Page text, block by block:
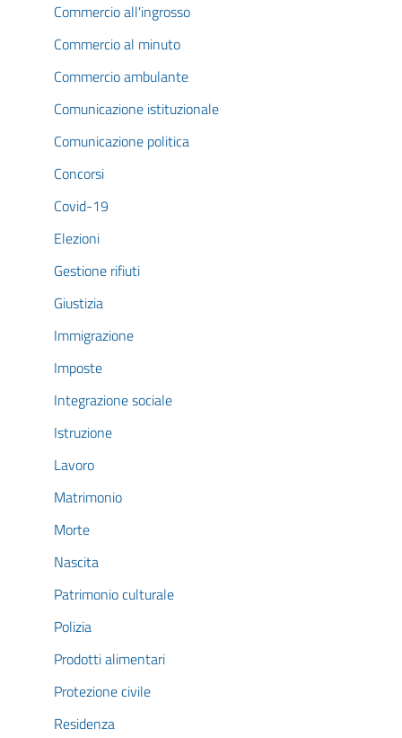
Commercio all'ingrosso
Commercio al minuto
Commercio ambulante
Comunicazione istituzionale
Comunicazione politica
Concorsi
Covid-19
Elezioni
Gestione rifiuti
Giustizia
Immigrazione
Imposte
Integrazione sociale
Istruzione
Lavoro
Matrimonio
Morte
Nascita
Patrimonio culturale
Polizia
Prodotti alimentari
Protezione civile
Residenza